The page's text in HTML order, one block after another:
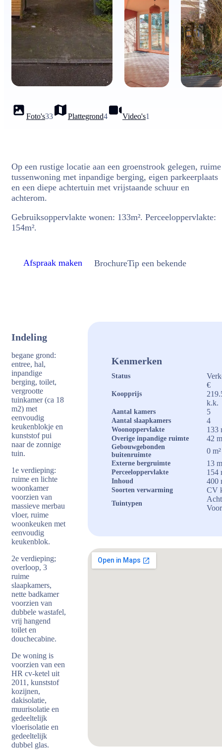
Foto's33 Plattegrond4 Video's1
Op een rustige locatie aan een groenstrook gelegen, ruime
tussenwoning met inpandige berging, eigen parkeerplaats
en een diepe achtertuin met vrijstaande schuur en
achterom.
Gebruiksoppervlakte wonen: 133m². Perceeloppervlakte:
154m².
Afspraak maken BrochureTip een bekende
Indeling
begane grond:
entree, hal,
inpandige
berging, toilet,
vergrootte
tuinkamer (ca 18
m2) met
eenvoudig
keukenblokje en
kunststof pui
naar de zonnige
tuin.
1e verdieping:
ruime en lichte
woonkamer
voorzien van
massieve merbau
vloer, ruime
woonkeuken met
eenvoudig
keukenblok.
2e verdieping;
overloop, 3
ruime
slaapkamers,
nette badkamer
voorzien van
dubbele wastafel,
vrij hangend
toilet en
douchecabine.
De woning is
voorzien van een
HR cv-ketel uit
2011, kunststof
kozijnen,
dakisolatie,
muurisolatie en
gedeeltelijk
vloerisolatie en
gedeeltelijk
dubbel glas.
Kenmerken
Status
Koopprijs
€
k.k.
Aantal kamers 5
Aantal slaapkamers 4
Woonoppervlakte 133
Overige inpandige ruimte 42
Gebouwgebonden
buitenruimte
0 m²
Externe bergruimte 13
Perceeloppervlakte 154
Inhoud 400
Soorten verwarming CV
Tuintypen